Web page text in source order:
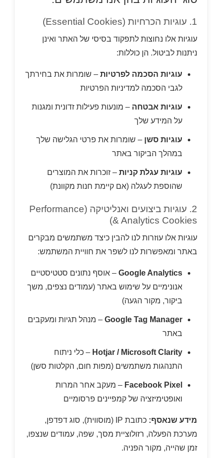
1. עוגיות הכרחיות (Essential Cookies)
עוגיות אלו נחוצות לתפקוד בסיסי של האתר ואינן
ניתנות לביטול. הן כוללות:
עוגיות הסכמה לפרטיות – שומרות את בחירתך
לגבי הסכמה למדיניות הפרטיות
עוגיות אבטחה – מונעות פעילות זדונית ומגנות
על המידע שלך
עוגיות סשן – שומרות את פרטי הגלישה שלך
במהלך הביקור באתר
עוגיות עגלת קניות – זוכרות את המוצרים
שהוספת לעגלה (אם קיימת חנות מקוונת)
2. עוגיות ביצועים ואנליטיקה (Performance
& Analytics Cookies)
עוגיות אלו עוזרות לנו להבין כיצד משתמשים מבקרים
באתר ומאפשרות לנו לשפר את חוויית המשתמש:
Google Analytics – אוסף נתונים סטטיסטיים
אנונימיים על שימוש באתר (עמודים נצפים, משך
ביקור, מקור הגעה)
Google Tag Manager – מנהל תגיות ומעקבים
באתר
Hotjar / Microsoft Clarity – כלי ניתוח
התנהגות משתמשים (מפות חום, הקלטות סשן)
Facebook Pixel – מעקב אחר המרות
ואופטימיזציה של קמפיינים פרסומיים
מידע שנאסף:
כתובת IP (מוסווית), סוג דפדפן,
מערכת הפעלה, רזולוציית מסך, שפה, עמודים שנצפו,
זמן שהייה, מקור הפניה.